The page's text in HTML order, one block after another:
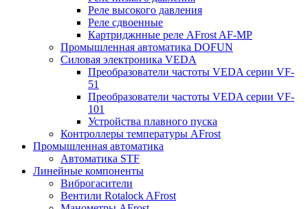
Реле высокого давления
Реле сдвоенные
Картриджнные реле AFrost AF-MP
Промышленная автоматика DOFUN
Силовая электроника VEDA
Преобразователи частоты VEDA серии VF-
51
Преобразователи частоты VEDA серии VF-
101
Устройства плавного пуска
Контроллеры температуры AFrost
Промышленная автоматика
Автоматика STF
Линейные компоненты
Виброгасители
Вентили Rotalock AFrost